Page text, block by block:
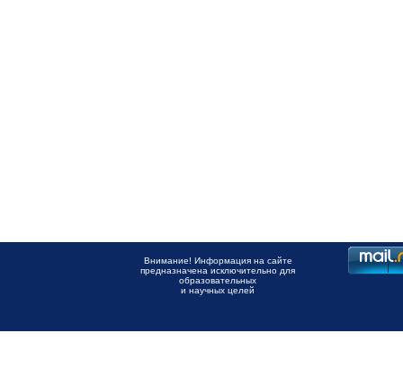
Внимание! Информация на сайте
предназначена исключительно для
образовательных
и научных целей